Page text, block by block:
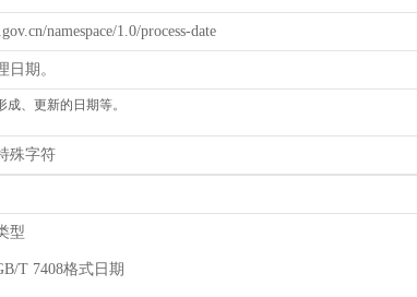
namespace/1.0/process-date
日期。
殊字符
型
T 7408格式日期